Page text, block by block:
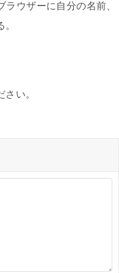
ウザーに自分の名前、
い。